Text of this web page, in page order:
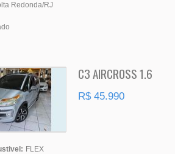
Redonda/RJ
C3 AIRCROSS 1.6
R$ 45.990
FLEX